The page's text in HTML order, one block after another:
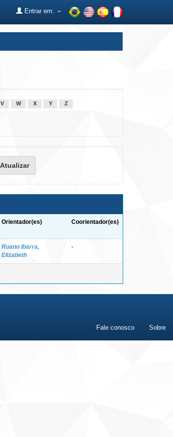
Entrar em:
V W X Y Z
Orientador(es) Coorientador(es)
Ruano Ibarra,
Elizabeth
-
Fale conosco Sobre